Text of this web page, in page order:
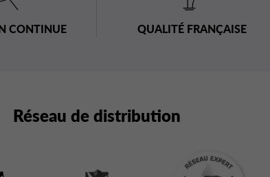
CONTINUE QUALITÉ FRANÇAISE
Réseau de distribution